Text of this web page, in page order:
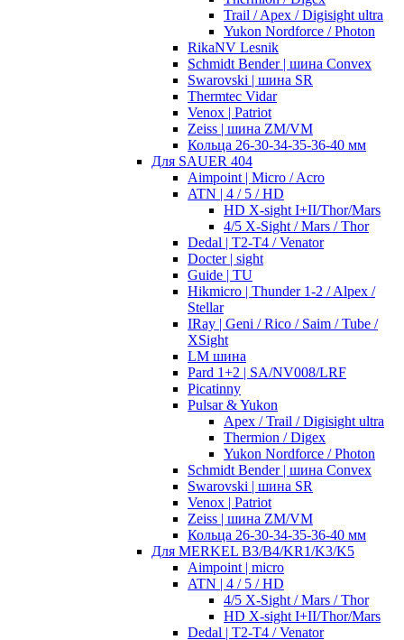
Trail / Apex / Digisight ultra
Yukon Nordforce / Photon
RikaNV Lesnik
Schmidt Bender | шина Convex
Swarovski | шина SR
Thermtec Vidar
Venox | Patriot
Zeiss | шина ZM/VM
Кольца 26-30-34-35-36-40 мм
Для SAUER 404
Aimpoint | Micro / Acro
ATN | 4 / 5 / HD
HD X-sight I+II/Thor/Mars
4/5 X-Sight / Mars / Thor
Dedal | T2-T4 / Venator
Docter | sight
Guide | TU
Hikmicro | Thunder 1-2 / Alpex /
Stellar
IRay | Geni / Rico / Saim / Tube /
XSight
LM шина
Pard 1+2 | SA/NV008/LRF
Picatinny
Pulsar & Yukon
Apex / Trail / Digisight ultra
Thermion / Digex
Yukon Nordforce / Photon
Schmidt Bender | шина Convex
Swarovski | шина SR
Venox | Patriot
Zeiss | шина ZM/VM
Кольца 26-30-34-35-36-40 мм
Для MERKEL B3/B4/KR1/K3/K5
Aimpoint | micro
ATN | 4 / 5 / HD
4/5 X-Sight / Mars / Thor
HD X-sight I+II/Thor/Mars
Dedal | T2-T4 / Venator